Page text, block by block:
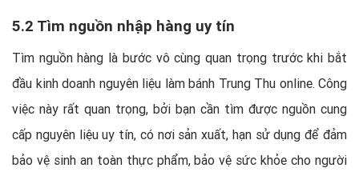
5.2 Tìm nguồn nhập hàng uy tín
Tìm nguồn hàng là bước vô cùng quan trọng trước khi bắt
đầu kinh doanh nguyên liệu làm bánh Trung Thu online. Công
việc này rất quan trọng, bởi bạn cần tìm được nguồn cung
cấp nguyên liệu uy tín, có nơi sản xuất, hạn sử dụng để đảm
bảo vệ sinh an toàn thực phẩm, bảo vệ sức khỏe cho người